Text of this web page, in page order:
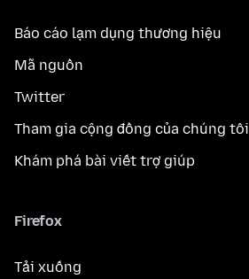
Báo cáo lạm dụng thương hiệu
Mã nguồn
Twitter
Tham gia cộng đồng của chúng tôi
Khám phá bài viết trợ giúp
Firefox
Tải xuống